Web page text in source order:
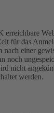
erreichbare
für das
nach einer
noch
nicht
werden.